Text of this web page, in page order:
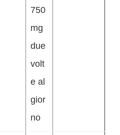
750
mg
due
volt
e al
gior
no